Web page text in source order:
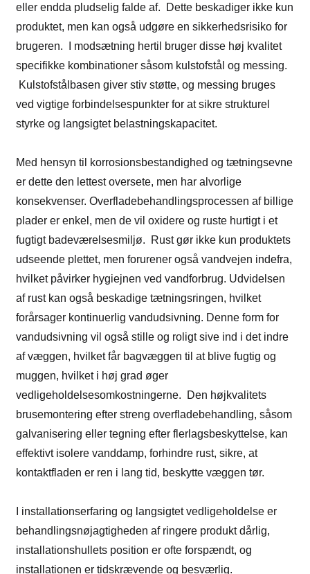
eller endda pludselig falde af. Dette beskadiger ikke kun
produktet, men kan også udgøre en sikkerhedsrisiko for
brugeren. I modsætning hertil bruger disse høj kvalitet
specifikke kombinationer såsom kulstofstål og messing.
Kulstofstålbasen giver stiv støtte, og messing bruges
ved vigtige forbindelsespunkter for at sikre strukturel
styrke og langsigtet belastningskapacitet.
Med hensyn til korrosionsbestandighed og tætningsevne
er dette den lettest oversete, men har alvorlige
konsekvenser. Overfladebehandlingsprocessen af ​​billige
plader er enkel, men de vil oxidere og ruste hurtigt i et
fugtigt badeværelsesmiljø. Rust gør ikke kun produktets
udseende plettet, men forurener også vandvejen indefra,
hvilket påvirker hygiejnen ved vandforbrug. Udvidelsen
af ​​rust kan også beskadige tætningsringen, hvilket
forårsager kontinuerlig vandudsivning. Denne form for
vandudsivning vil også stille og roligt sive ind i det indre
af væggen, hvilket får bagvæggen til at blive fugtig og
muggen, hvilket i høj grad øger
vedligeholdelsesomkostningerne. Den højkvalitets
brusemontering efter streng overfladebehandling, såsom
galvanisering eller tegning efter flerlagsbeskyttelse, kan
effektivt isolere vanddamp, forhindre rust, sikre, at
kontaktfladen er ren i lang tid, beskytte væggen tør.
I installationserfaring og langsigtet vedligeholdelse er
behandlingsnøjagtigheden af ​​ringere produkt dårlig,
installationshullets position er ofte forspændt, og
installationen er tidskrævende og besværlig.